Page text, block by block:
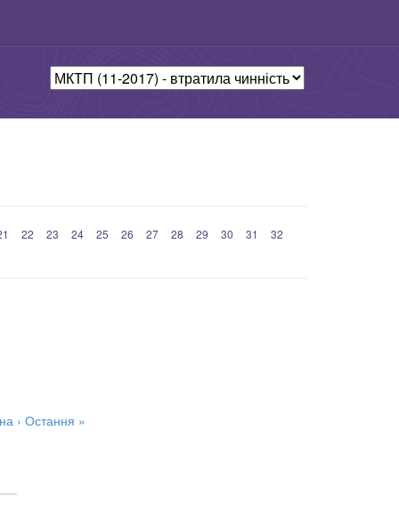
22 23 24 25 26 27 28 29 30 31
32
› Остання »